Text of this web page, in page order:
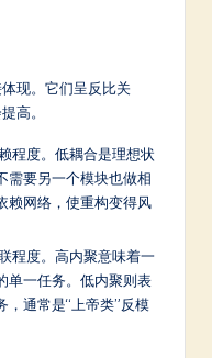
现。它们呈反比关
高。
程度。低耦合是理想状
需要另一个模块也做相
赖网络，使重构变得风
程度。高内聚意味着一
单一任务。低内聚则表
，通常是“上帝类”反模